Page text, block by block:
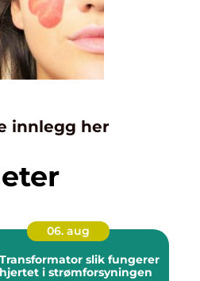
innlegg her
06. aug
Transformator slik fungerer
hjertet i strømforsyningen